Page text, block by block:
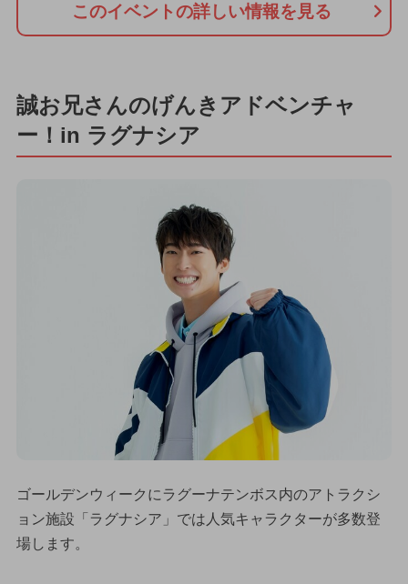
このイベントの詳しい情報を見る
誠お兄さんのげんきアドベンチャ
ー！in ラグナシア
ゴールデンウィークにラグーナテンボス内のアトラクシ
ョン施設「ラグナシア」では人気キャラクターが多数登
場します。